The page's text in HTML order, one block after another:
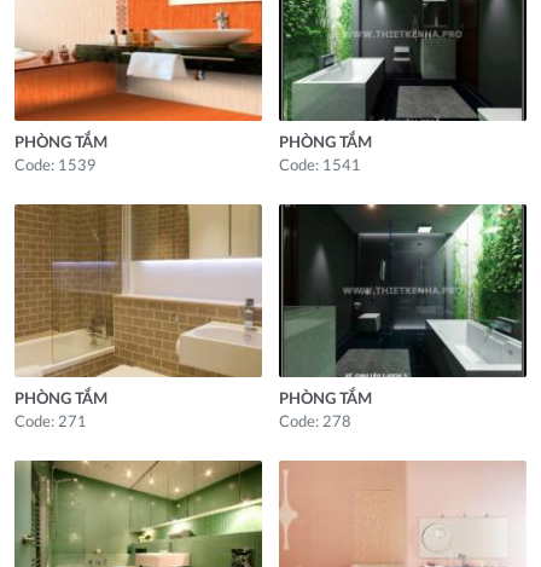
PHÒNG TẮM
Code: 1539
PHÒNG TẮM
Code: 1541
PHÒNG TẮM
Code: 271
PHÒNG TẮM
Code: 278